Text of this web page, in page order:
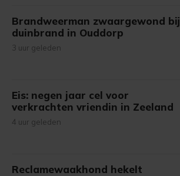
Brandweerman zwaargewond bij
duinbrand in Ouddorp
3 uur geleden
Eis: negen jaar cel voor
verkrachten vriendin in Zeeland
4 uur geleden
Reclamewaakhond hekelt